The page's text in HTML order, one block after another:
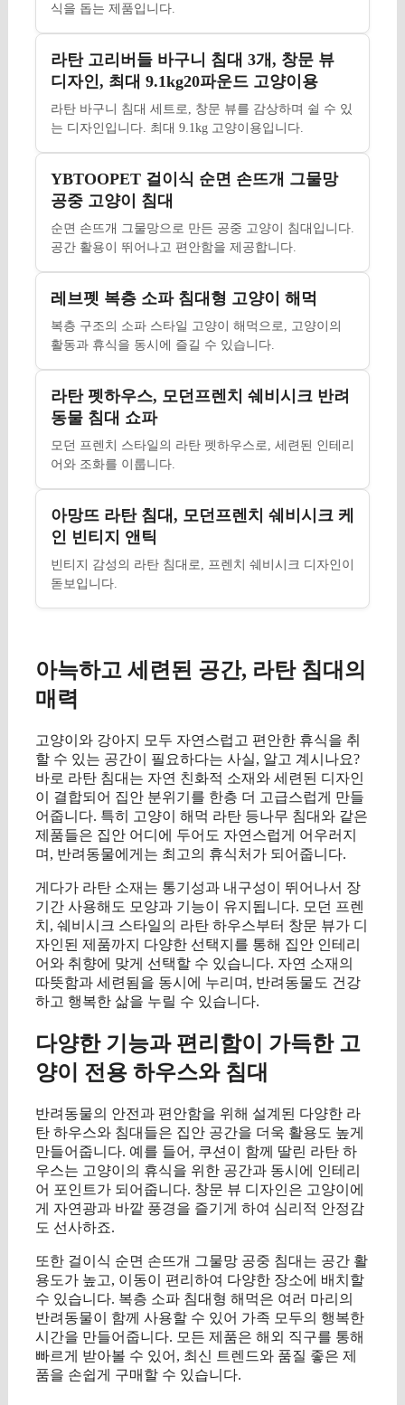
식을 돕는 제품입니다.
라탄 고리버들 바구니 침대 3개, 창문 뷰
디자인, 최대 9.1kg20파운드 고양이용
라탄 바구니 침대 세트로, 창문 뷰를 감상하며 쉴 수 있
는 디자인입니다. 최대 9.1kg 고양이용입니다.
YBTOOPET 걸이식 순면 손뜨개 그물망
공중 고양이 침대
순면 손뜨개 그물망으로 만든 공중 고양이 침대입니다.
공간 활용이 뛰어나고 편안함을 제공합니다.
레브펫 복층 소파 침대형 고양이 해먹
복층 구조의 소파 스타일 고양이 해먹으로, 고양이의
활동과 휴식을 동시에 즐길 수 있습니다.
라탄 펫하우스, 모던프렌치 쉐비시크 반려
동물 침대 쇼파
모던 프렌치 스타일의 라탄 펫하우스로, 세련된 인테리
어와 조화를 이룹니다.
아망뜨 라탄 침대, 모던프렌치 쉐비시크 케
인 빈티지 앤틱
빈티지 감성의 라탄 침대로, 프렌치 쉐비시크 디자인이
돋보입니다.
아늑하고 세련된 공간, 라탄 침대의
매력
고양이와 강아지 모두 자연스럽고 편안한 휴식을 취
할 수 있는 공간이 필요하다는 사실, 알고 계시나요?
바로 라탄 침대는 자연 친화적 소재와 세련된 디자인
이 결합되어 집안 분위기를 한층 더 고급스럽게 만들
어줍니다. 특히 고양이 해먹 라탄 등나무 침대와 같은
제품들은 집안 어디에 두어도 자연스럽게 어우러지
며, 반려동물에게는 최고의 휴식처가 되어줍니다.
게다가 라탄 소재는 통기성과 내구성이 뛰어나서 장
기간 사용해도 모양과 기능이 유지됩니다. 모던 프렌
치, 쉐비시크 스타일의 라탄 하우스부터 창문 뷰가 디
자인된 제품까지 다양한 선택지를 통해 집안 인테리
어와 취향에 맞게 선택할 수 있습니다. 자연 소재의
따뜻함과 세련됨을 동시에 누리며, 반려동물도 건강
하고 행복한 삶을 누릴 수 있습니다.
다양한 기능과 편리함이 가득한 고
양이 전용 하우스와 침대
반려동물의 안전과 편안함을 위해 설계된 다양한 라
탄 하우스와 침대들은 집안 공간을 더욱 활용도 높게
만들어줍니다. 예를 들어, 쿠션이 함께 딸린 라탄 하
우스는 고양이의 휴식을 위한 공간과 동시에 인테리
어 포인트가 되어줍니다. 창문 뷰 디자인은 고양이에
게 자연광과 바깥 풍경을 즐기게 하여 심리적 안정감
도 선사하죠.
또한 걸이식 순면 손뜨개 그물망 공중 침대는 공간 활
용도가 높고, 이동이 편리하여 다양한 장소에 배치할
수 있습니다. 복층 소파 침대형 해먹은 여러 마리의
반려동물이 함께 사용할 수 있어 가족 모두의 행복한
시간을 만들어줍니다. 모든 제품은 해외 직구를 통해
빠르게 받아볼 수 있어, 최신 트렌드와 품질 좋은 제
품을 손쉽게 구매할 수 있습니다.